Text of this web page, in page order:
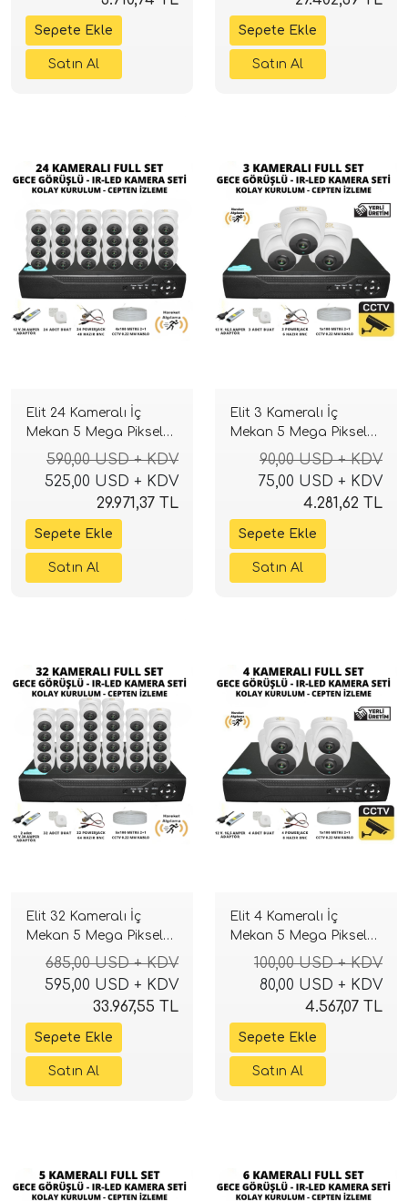
Elit 24 Kameralı İç
Mekan 5 Mega Piksel
Sony Lensli Full Paket
Güvenlik Sistemi
590,00 USD + KDV
525,00 USD + KDV
29.971,37 TL
Elit 3 Kameralı İç
Mekan 5 Mega Piksel
Sony Lensli Full Paket
Güvenlik Sistemi
90,00 USD + KDV
75,00 USD + KDV
4.281,62 TL
Elit 32 Kameralı İç
Mekan 5 Mega Piksel
Sony Lensli Full Paket
Güvenlik Sistemi
685,00 USD + KDV
595,00 USD + KDV
33.967,55 TL
Elit 4 Kameralı İç
Mekan 5 Mega Piksel
Sony Lensli Full Paket
Güvenlik Sistemi
100,00 USD + KDV
80,00 USD + KDV
4.567,07 TL